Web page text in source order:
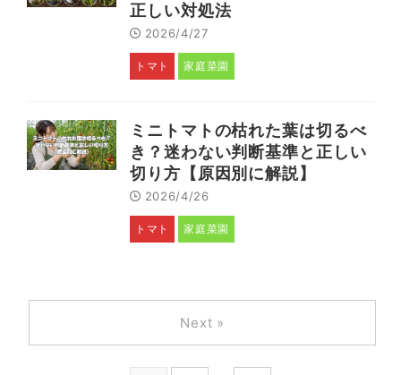
正しい対処法
2026/4/27
トマト 家庭菜園
ミニトマトの枯れた葉は切るべ
き？迷わない判断基準と正しい
切り方【原因別に解説】
2026/4/26
トマト 家庭菜園
Next »